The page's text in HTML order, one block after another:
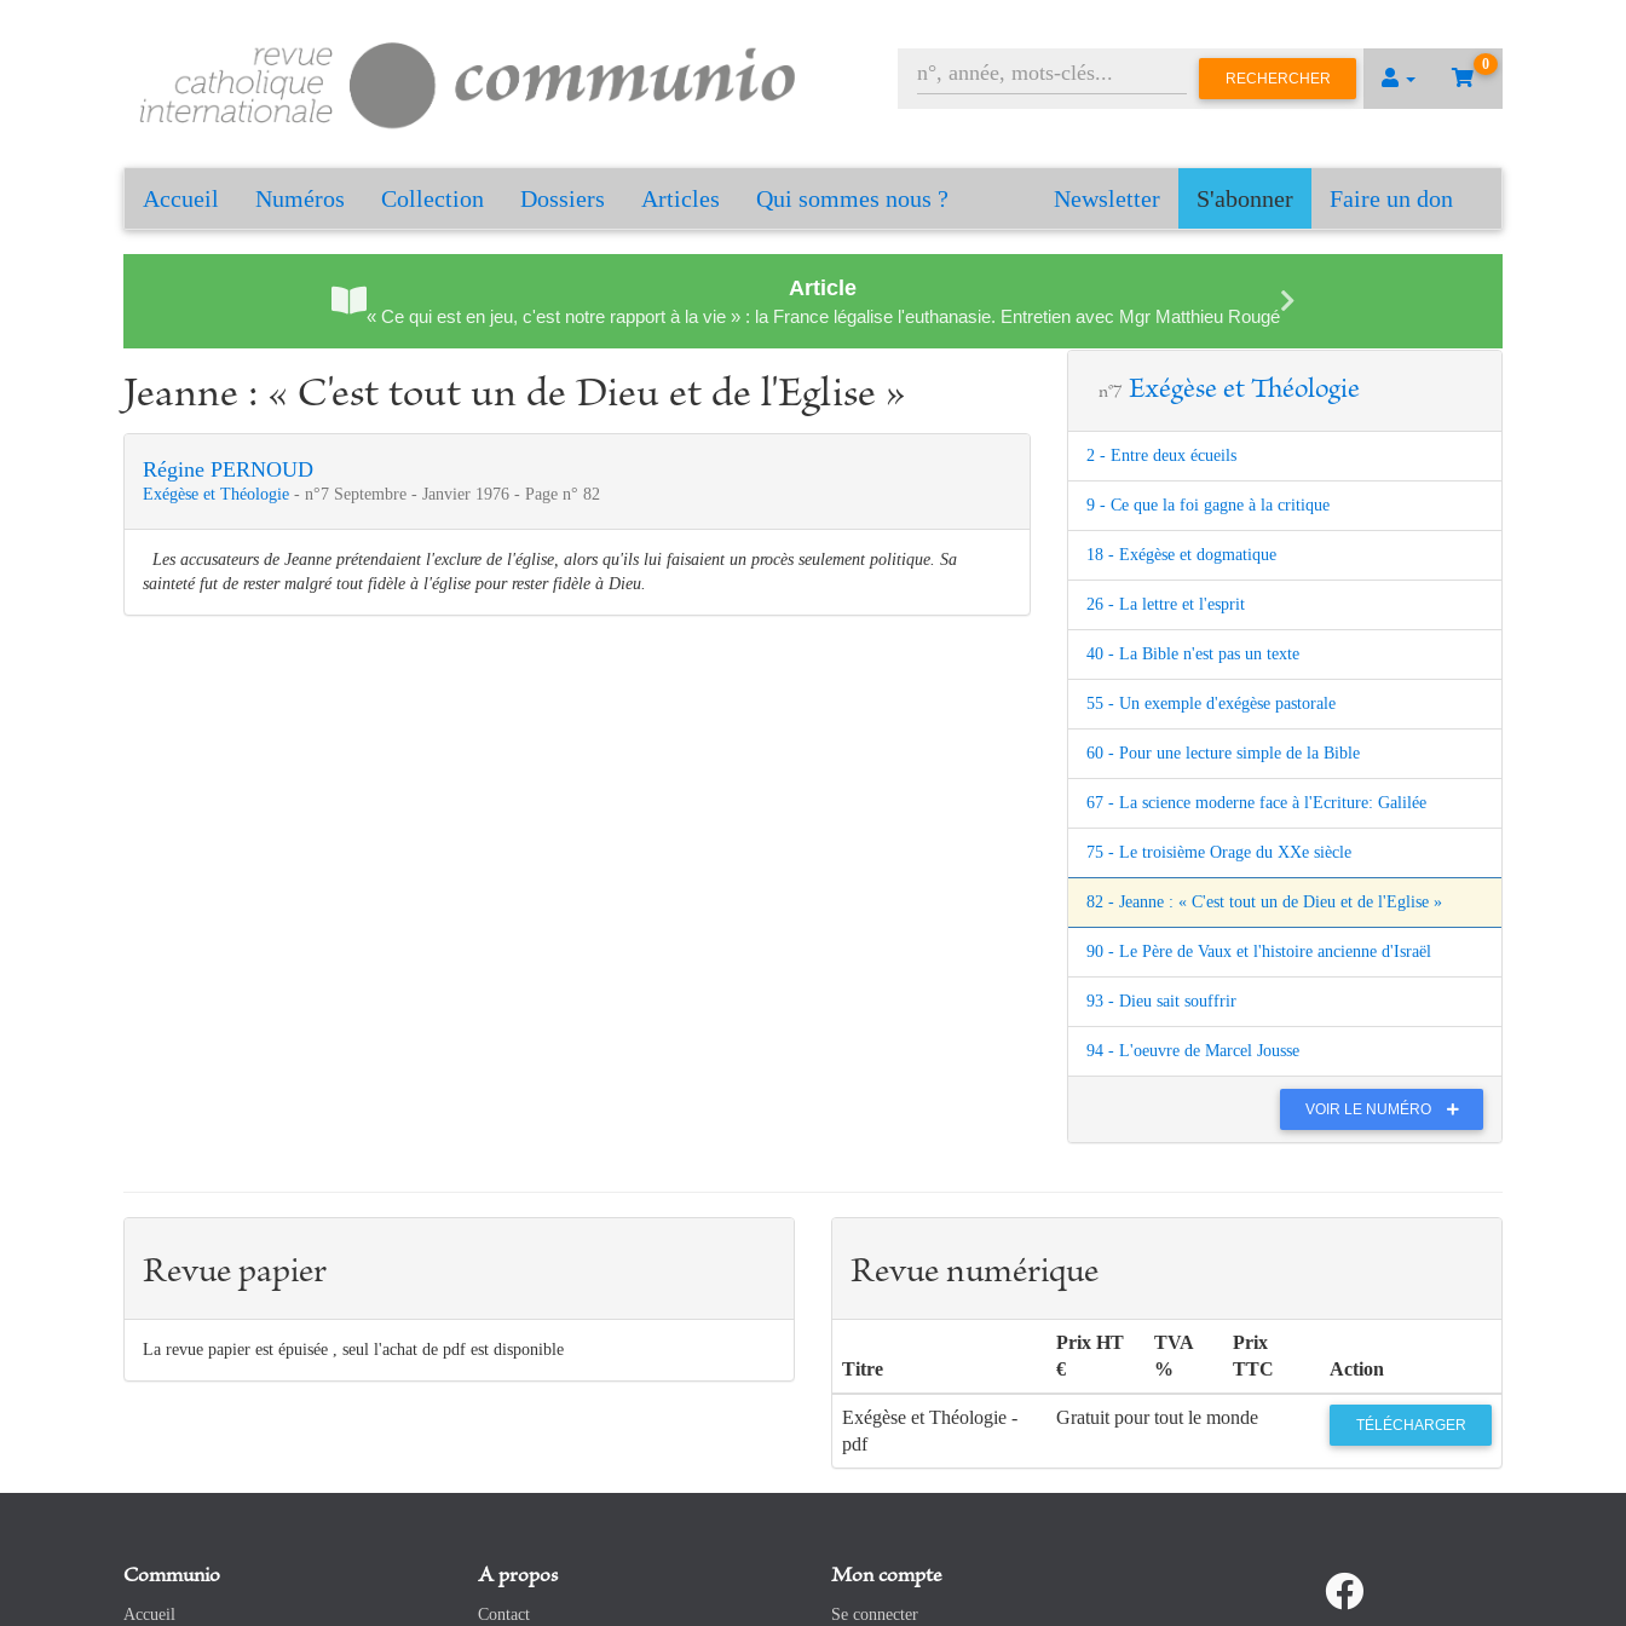
0
RECHERCHER
Accueil Numéros Collection Dossiers Articles Qui sommes nous ? Newsletter S'abonner Faire un don
Article
« Ce qui est en jeu, c'est notre rapport à la vie » : la France légalise l'euthanasie. Entretien avec Mgr Matthieu Rougé
Jeanne : « C'est tout un de Dieu et de l'Eglise »
Régine PERNOUD
Exégèse et Théologie - n°7 Septembre - Janvier 1976 - Page n° 82
Les accusateurs de Jeanne prétendaient l'exclure de l'église, alors qu'ils lui faisaient un procès seulement politique. Sa
sainteté fut de rester malgré tout fidèle à l'église pour rester fidèle à Dieu.
n°7 Exégèse et Théologie
2 - Entre deux écueils
9 - Ce que la foi gagne à la critique
18 - Exégèse et dogmatique
26 - La lettre et l'esprit
40 - La Bible n'est pas un texte
55 - Un exemple d'exégèse pastorale
60 - Pour une lecture simple de la Bible
67 - La science moderne face à l'Ecriture: Galilée
75 - Le troisième Orage du XXe siècle
82 - Jeanne : « C'est tout un de Dieu et de l'Eglise »
90 - Le Père de Vaux et l'histoire ancienne d'Israël
93 - Dieu sait souffrir
94 - L'oeuvre de Marcel Jousse
VOIR LE NUMÉRO
Revue papier
La revue papier est épuisée , seul l'achat de pdf est disponible
Revue numérique
Titre
Prix HT
€
TVA
%
Prix
TTC
Action
Exégèse et Théologie -
pdf
Gratuit pour tout le monde TÉLÉCHARGER
Communio
Accueil
A propos
Contact
Mon compte
Se connecter